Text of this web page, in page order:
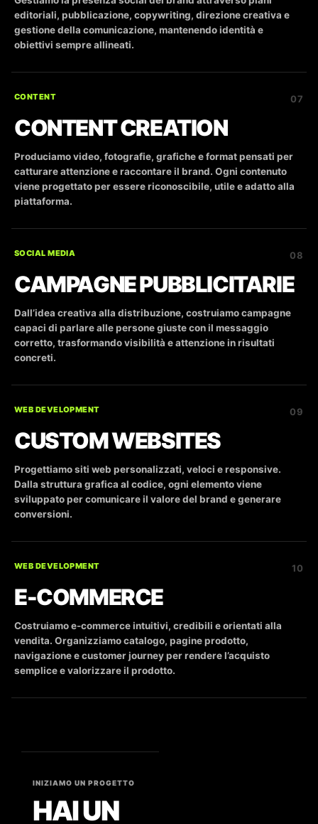
editoriali, pubblicazione, copywriting, direzione creativa e
gestione della comunicazione, mantenendo identità e
obiettivi sempre allineati.
CONTENT
CONTENT CREATION
Produciamo video, fotografie, grafiche e format pensati per
catturare attenzione e raccontare il brand. Ogni contenuto
viene progettato per essere riconoscibile, utile e adatto alla
piattaforma.
07
SOCIAL MEDIA
CAMPAGNE PUBBLICITARIE
Dall’idea creativa alla distribuzione, costruiamo campagne
capaci di parlare alle persone giuste con il messaggio
corretto, trasformando visibilità e attenzione in risultati
concreti.
08
WEB DEVELOPMENT
CUSTOM WEBSITES
Progettiamo siti web personalizzati, veloci e responsive.
Dalla struttura grafica al codice, ogni elemento viene
sviluppato per comunicare il valore del brand e generare
conversioni.
09
WEB DEVELOPMENT
E-COMMERCE
Costruiamo e-commerce intuitivi, credibili e orientati alla
vendita. Organizziamo catalogo, pagine prodotto,
navigazione e customer journey per rendere l’acquisto
semplice e valorizzare il prodotto.
10
INIZIAMO UN PROGETTO
HAI UN